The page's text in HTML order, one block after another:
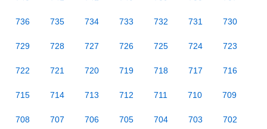
736 735 734 733 732 731 730
729 728 727 726 725 724 723
722 721 720 719 718 717 716
715 714 713 712 711 710 709
708 707 706 705 704 703 702